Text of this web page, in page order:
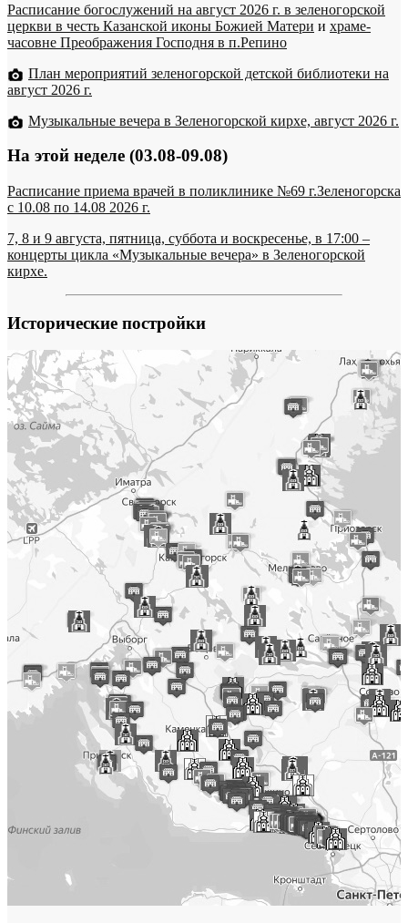
Расписание богослужений на август 2026 г. в зеленогорской
церкви в честь Казанской иконы Божией Матери и храме-
часовне Преображения Господня в п.Репино
План мероприятий зеленогорской детской библиотеки на
август 2026 г.
Музыкальные вечера в Зеленогорской кирхе, август 2026 г.
На этой неделе (03.08-09.08)
Расписание приема врачей в поликлинике №69 г.Зеленогорска
c 10.08 по 14.08 2026 г.
7, 8 и 9 августа, пятница, суббота и воскресенье, в 17:00 –
концерты цикла «Музыкальные вечера» в Зеленогорской
кирхе.
Исторические постройки